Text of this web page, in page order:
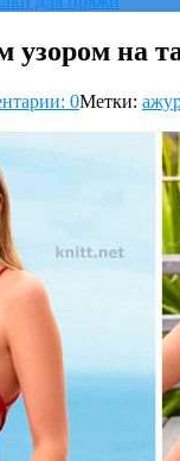
узором на
0Метки: